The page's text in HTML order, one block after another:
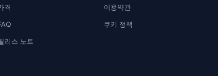
격
리스 노트
이용약관
쿠키 정책